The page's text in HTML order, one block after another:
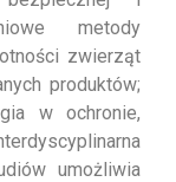
metody
zwierząt
produktów;
w ochronie,
umożliwia